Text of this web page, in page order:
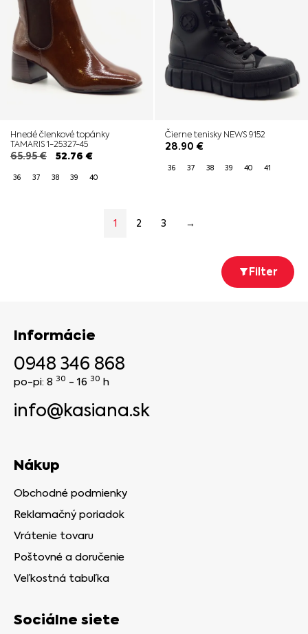
Hnedé členkové topánky
TAMARIS 1-25327-45
65.95€ 52.76 €
36 37 38 39 40
Čierne tenisky NEWS 9152
28.90 €
36 37 38 39 40 41
1 2 3 →
Filter
Informácie
0948 346 868
po-pi: 8 30 - 16 30 h
info@kasiana.sk
Nákup
Obchodné podmienky
Reklamačný poriadok
Vrátenie tovaru
Poštovné a doručenie
Veľkostná tabuľka
Sociálne siete